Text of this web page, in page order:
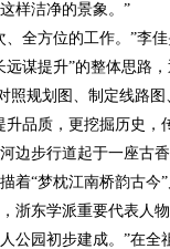
样洁净的景象。”
方位的工作。”李佳
谋提升”的整体思路
照规划图、制定线路
质，更挖掘历史，
边步行道起于一座古
着“梦枕江南桥韵古今
东学派重要代表人
公园初步建成。”在